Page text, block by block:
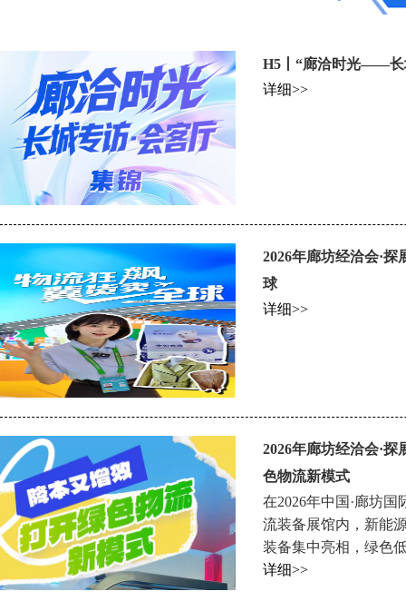
H5丨“廊洽时光——长
详细>>
2026年廊坊经洽会·
球
详细>>
2026年廊坊经洽会·
色物流新模式
在2026年中国·廊坊
流装备展馆内，新能
装备集中亮相，绿色
详细>>